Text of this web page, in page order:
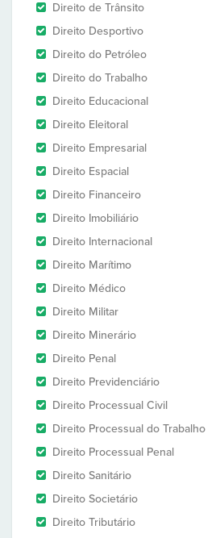
Direito de Trânsito
Direito Desportivo
Direito do Petróleo
Direito do Trabalho
Direito Educacional
Direito Eleitoral
Direito Empresarial
Direito Espacial
Direito Financeiro
Direito Imobiliário
Direito Internacional
Direito Marítimo
Direito Médico
Direito Militar
Direito Minerário
Direito Penal
Direito Previdenciário
Direito Processual Civil
Direito Processual do Trabalho
Direito Processual Penal
Direito Sanitário
Direito Societário
Direito Tributário